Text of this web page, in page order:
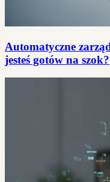
Automatyczne
jesteś gotów na szok?